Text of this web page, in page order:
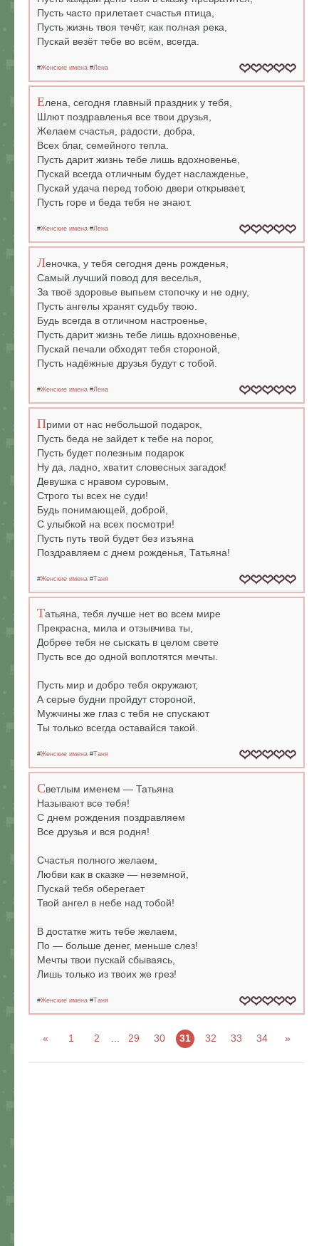
Пусть часто прилетает счастья птица,
Пусть жизнь твоя течёт, как полная река,
Пускай везёт тебе во всём, всегда.
#Женские имена #Лена
Елена, сегодня главный праздник у тебя,
Шлют поздравленья все твои друзья,
Желаем счастья, радости, добра,
Всех благ, семейного тепла.
Пусть дарит жизнь тебе лишь вдохновенье,
Пускай всегда отличным будет наслажденье,
Пускай удача перед тобою двери открывает,
Пусть горе и беда тебя не знают.
#Женские имена #Лена
Леночка, у тебя сегодня день рожденья,
Самый лучший повод для веселья,
За твоё здоровье выпьем стопочку и не одну,
Пусть ангелы хранят судьбу твою.
Будь всегда в отличном настроенье,
Пусть дарит жизнь тебе лишь вдохновенье,
Пускай печали обходят тебя стороной,
Пусть надёжные друзья будут с тобой.
#Женские имена #Лена
Прими от нас небольшой подарок,
Пусть беда не зайдет к тебе на порог,
Пусть будет полезным подарок
Ну да, ладно, хватит словесных загадок!
Девушка с нравом суровым,
Строго ты всех не суди!
Будь понимающей, доброй,
С улыбкой на всех посмотри!
Пусть путь твой будет без изъяна
Поздравляем с днем рожденья, Татьяна!
#Женские имена #Таня
Татьяна, тебя лучше нет во всем мире
Прекрасна, мила и отзывчива ты,
Добрее тебя не сыскать в целом свете
Пусть все до одной воплотятся мечты.
Пусть мир и добро тебя окружают,
А серые будни пройдут стороной,
Мужчины же глаз с тебя не спускают
Ты только всегда оставайся такой.
#Женские имена #Таня
Светлым именем — Татьяна
Называют все тебя!
С днем рождения поздравляем
Все друзья и вся родня!
Счастья полного желаем,
Любви как в сказке — неземной,
Пускай тебя оберегает
Твой ангел в небе над тобой!
В достатке жить тебе желаем,
По — больше денег, меньше слез!
Мечты твои пускай сбываясь,
Лишь только из твоих же грез!
#Женские имена #Таня
« 1 2 29 30 31 32 33 34 »